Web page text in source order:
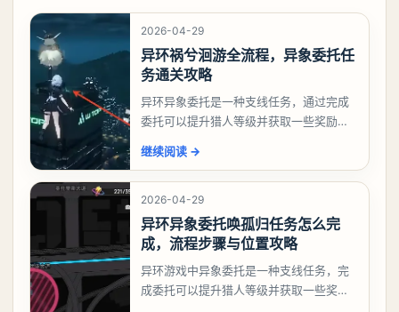
2026-04-29
异环祸兮洄游全流程，异象委托任
务通关攻略
异环异象委托是一种支线任务，通过完成
委托可以提升猎人等级并获取一些奖励，
么做，下面就来告诉大家。异环异象委托
祸兮洄游任务攻略
继续阅读 →
2026-04-29
异环异象委托唤孤归任务怎么完
成，流程步骤与位置攻略
异环游戏中异象委托是一种支线任务，完
成委托可以提升猎人等级并获取一些奖